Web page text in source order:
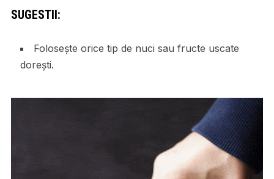
SUGESTII:
Folosește orice tip de nuci sau fructe uscate
dorești.